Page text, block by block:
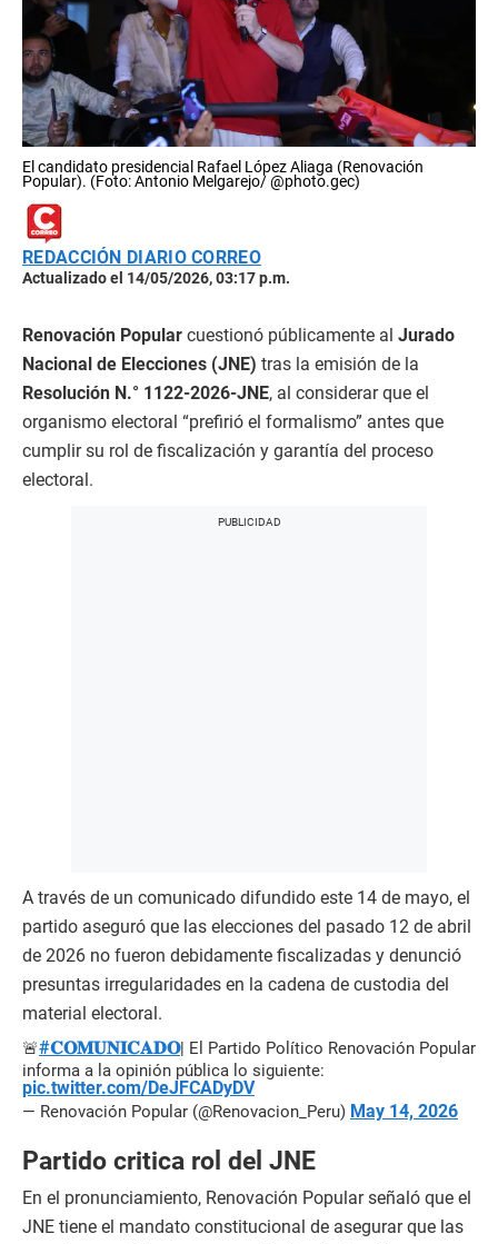
El candidato presidencial Rafael López Aliaga (Renovación
Popular). (Foto: Antonio Melgarejo/ @photo.gec)
REDACCIÓN DIARIO CORREO
Actualizado el 14/05/2026, 03:17 p.m.
Renovación Popular cuestionó públicamente al Jurado
Nacional de Elecciones (JNE) tras la emisión de la
Resolución N.° 1122-2026-JNE, al considerar que el
organismo electoral “prefirió el formalismo” antes que
cumplir su rol de fiscalización y garantía del proceso
electoral.
A través de un comunicado difundido este 14 de mayo, el
partido aseguró que las elecciones del pasado 12 de abril
de 2026 no fueron debidamente fiscalizadas y denunció
presuntas irregularidades en la cadena de custodia del
material electoral.
🚨#𝐂𝐎𝐌𝐔𝐍𝐈𝐂𝐀𝐃𝐎| El Partido Político Renovación Popular
informa a la opinión pública lo siguiente:
pic.twitter.com/DeJFCADyDV
— Renovación Popular (@Renovacion_Peru) May 14, 2026
Partido critica rol del JNE
En el pronunciamiento, Renovación Popular señaló que el
JNE tiene el mandato constitucional de asegurar que las